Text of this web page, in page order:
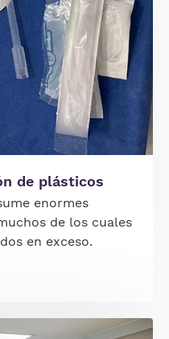
de plásticos
enormes
de los cuales
en exceso.